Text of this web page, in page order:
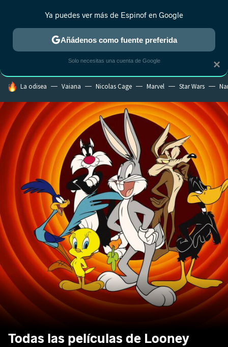
MENÚ NUEVO
ESTRENOS REALITY ANIME RANKINGS CINE
HOY SE HABLA DE
La odisea Vaiana Nicolas Cage Marvel Star Wars
Todas las películas de Looney
×
Ya puedes ver más de Espinof en Google
Añádenos como fuente preferida
Solo necesitas una cuenta de Google